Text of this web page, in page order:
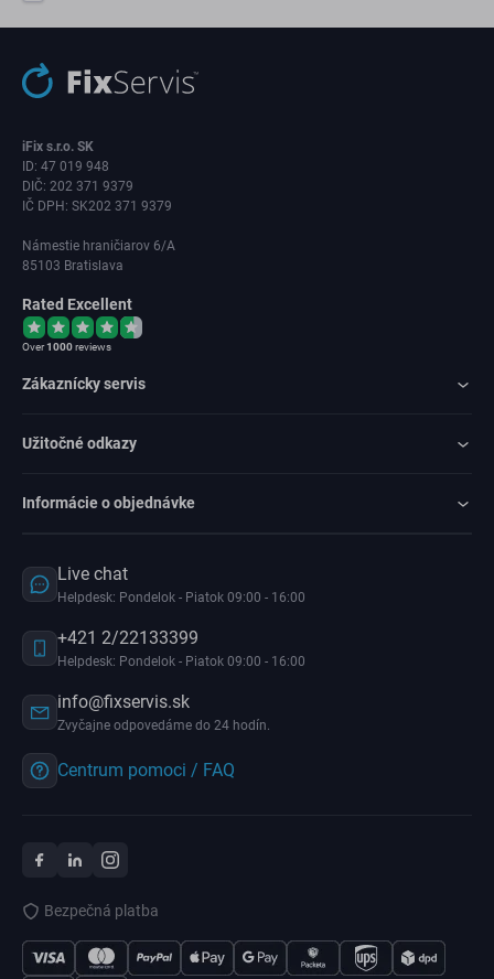
iFix s.r.o. SK
ID: 47 019 948
DIČ: 202 371 9379
IČ DPH: SK202 371 9379
Námestie hraničiarov 6/A
85103 Bratislava
Rated Excellent
Over1000reviews
Zákaznícky servis
Užitočné odkazy
Informácie o objednávke
Live chat
Helpdesk: Pondelok - Piatok 09:00 - 16:00
+421 2/22133399
Helpdesk: Pondelok - Piatok 09:00 - 16:00
info@fixservis.sk
Zvyčajne odpovedáme do 24 hodín.
Centrum pomoci / FAQ
Bezpečná platba